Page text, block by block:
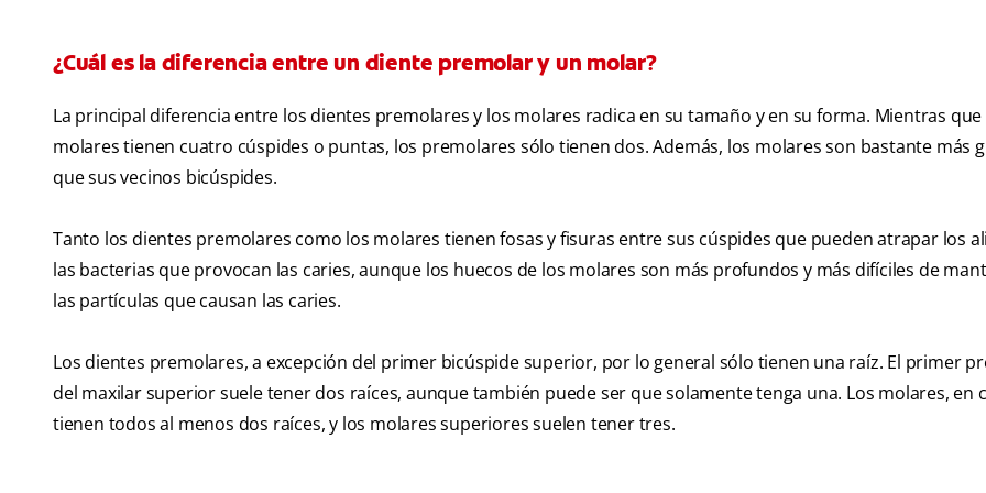
¿Cuál es la diferencia entre un diente premolar y un molar?
La principal diferencia entre los dientes premolares y los molares radica en su tamaño y en su forma. Mientras que
molares tienen cuatro cúspides o puntas, los premolares sólo tienen dos. Además, los molares son bastante más
que sus vecinos bicúspides.
Tanto los dientes premolares como los molares tienen fosas y fisuras entre sus cúspides que pueden atrapar los
las bacterias que provocan las caries, aunque los huecos de los molares son más profundos y más difíciles de
las partículas que causan las caries.
Los dientes premolares, a excepción del primer bicúspide superior, por lo general sólo tienen una raíz. El primer
del maxilar superior suele tener dos raíces, aunque también puede ser que solamente tenga una. Los molares, en
tienen todos al menos dos raíces, y los molares superiores suelen tener tres.